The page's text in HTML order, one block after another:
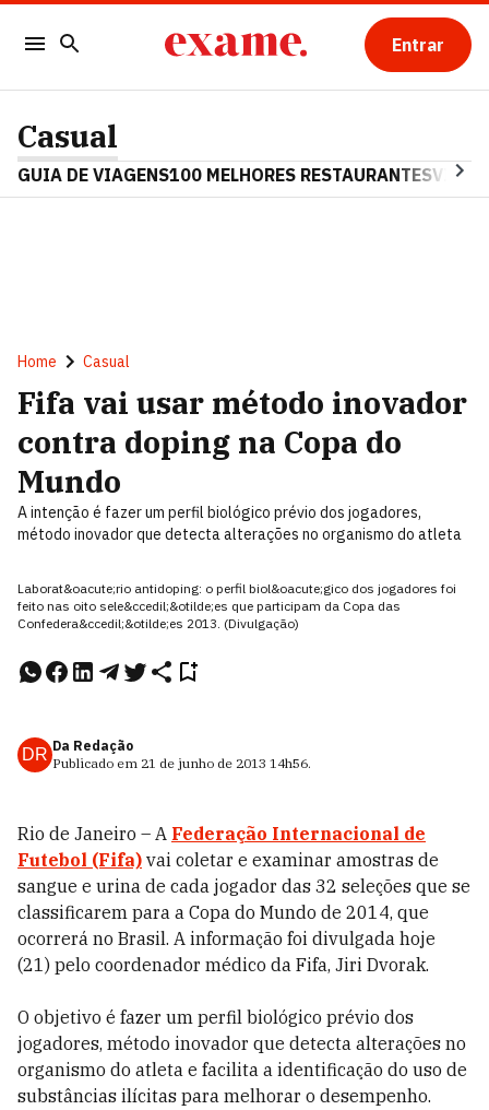
Entrar
Casual
GUIA DE VIAGENS100 MELHORES RESTAURANTES
Home Casual
Fifa vai usar método inovador
contra doping na Copa do
Mundo
A intenção é fazer um perfil biológico prévio dos jogadores,
método inovador que detecta alterações no organismo do atleta
Laborat&oacute;rio antidoping: o perfil biol&oacute;gico dos jogadores foi
feito nas oito sele&ccedil;&otilde;es que participam da Copa das
Confedera&ccedil;&otilde;es 2013. (Divulgação)
DR Da Redação
Publicado em 21 de junho de 2013 14h56.
Rio de Janeiro – A Federação Internacional de
Futebol (Fifa) vai coletar e examinar amostras de
sangue e urina de cada jogador das 32 seleções que se
classificarem para a Copa do Mundo de 2014, que
ocorrerá no Brasil. A informação foi divulgada hoje
(21) pelo coordenador médico da Fifa, Jiri Dvorak.
O objetivo é fazer um perfil biológico prévio dos
jogadores, método inovador que detecta alterações no
organismo do atleta e facilita a identificação do uso de
substâncias ilícitas para melhorar o desempenho.